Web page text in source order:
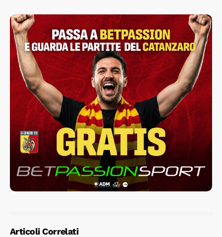
Articoli Correlati